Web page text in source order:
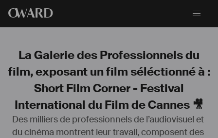
OWARD
La Galerie des Professionnels du
film, exposant un film séléctionné à :
Short Film Corner - Festival
International du Film de Cannes 🎥
Des milliers de professionnels de l’audiovisuel et
du cinéma montrent leur travail, composent des